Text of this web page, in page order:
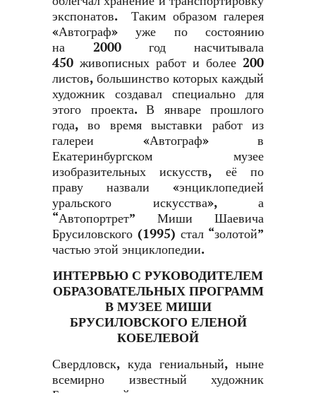
экспонатов. Таким образом галерея
«Автограф» уже по состоянию
на 2000 год насчитывала
450 живописных работ и более 200
листов, большинство которых каждый
художник создавал специально для
этого проекта. В январе прошлого
года, во время выставки работ из
галереи «Автограф» в
Екатеринбургском музее
изобразительных искусств, её по
праву назвали «энциклопедией
уральского искусства», а
“Автопортрет” Миши Шаевича
Брусиловского (1995) стал “золотой”
частью этой энциклопедии.
ИНТЕРВЬЮ С РУКОВОДИТЕЛЕМ
ОБРАЗОВАТЕЛЬНЫХ ПРОГРАММ
В МУЗЕЕ МИШИ
БРУСИЛОВСКОГО ЕЛЕНОЙ
КОБЕЛЕВОЙ
Свердловск, куда гениальный, ныне
всемирно известный художник